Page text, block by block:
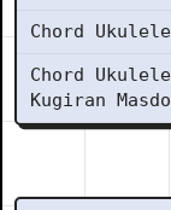
Chord
Chord
Kugiran Masdo